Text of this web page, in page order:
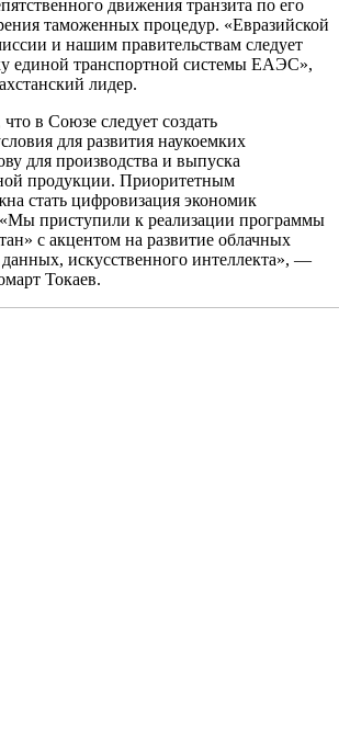
движения транзита по его
таможенных процедур. «Евразийской
и нашим правительствам следует
единой транспортной системы ЕАЭС»,
лидер.
в Союзе следует создать
для развития наукоемких
для производства и выпуска
продукции. Приоритетным
стать цифровизация экономик
приступили к реализации программы
с акцентом на развитие облачных
искусственного интеллекта», —
Токаев.